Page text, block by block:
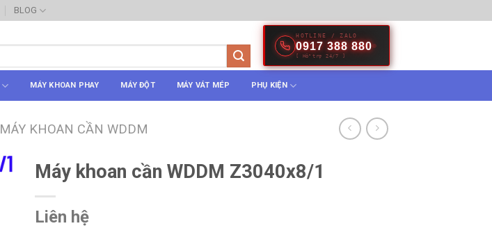
BLOG
HOTLINE / ZALO
0917 388 880
[ Hỗ trợ 24/7 ]
MÁY KHOAN PHAY MÁY ĐỘT MÁY VÁT MÉP PHỤ KIỆN
MÁY KHOAN CẦN WDDM
Máy khoan cần WDDM Z3040x8/1
Liên hệ